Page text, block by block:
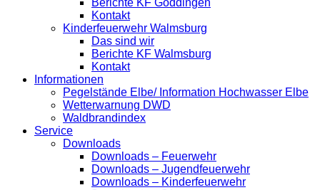
Kontakt
Kinderfeuerwehr Walmsburg
Das sind wir
Berichte KF Walmsburg
Kontakt
Informationen
Pegelstände Elbe/ Information Hochwasser Elbe
Wetterwarnung DWD
Waldbrandindex
Service
Downloads
Downloads – Feuerwehr
Downloads – Jugendfeuerwehr
Downloads – Kinderfeuerwehr